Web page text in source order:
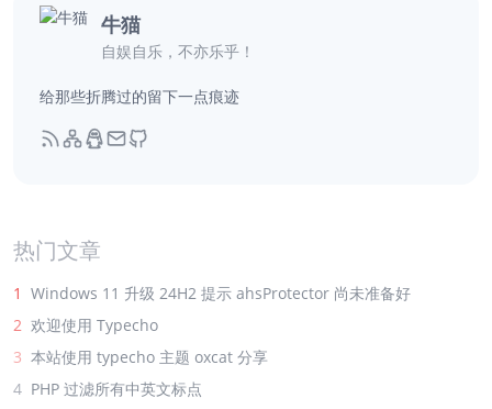
牛猫
自娱自乐，不亦乐乎！
给那些折腾过的留下一点痕迹
热门文章
1 Windows 11 升级 24H2 提示 ahsProtector 尚未准备好
2 欢迎使用 Typecho
3 本站使用 typecho 主题 oxcat 分享
4 PHP 过滤所有中英文标点